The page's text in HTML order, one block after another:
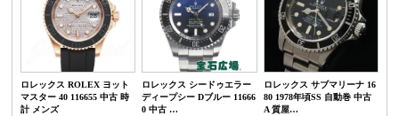
ロレックス ROLEX ヨット
マスター 40 116655 中古 時
計 メンズ
ロレックス シードゥエラー
ディープシー Dブルー 11666
0 中古 …
ロレックス サブマリーナ 16
80 1978年頃SS 自動巻 中古
A 質屋…